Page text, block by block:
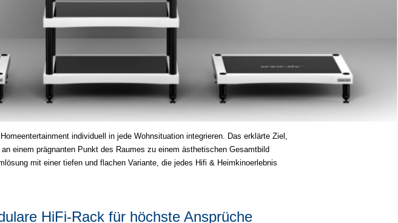
individuell in jede Wohnsituation integrieren. Das erklärte Ziel,
einem prägnanten Punkt des Raumes zu einem ästhetischen Gesamtbild
mit einer tiefen und flachen Variante, die jedes Hifi & Heimkinoerlebnis
HiFi-Rack für höchste Ansprüche